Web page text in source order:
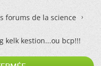
forums de la science
kelk kestion...ou bcp!!!